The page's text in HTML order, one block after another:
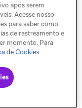
Flags para o
Feature Flags
do limite de
após serem
Acesse nosso
para saber como
de rastreamento e
momento. Para
de Cookies